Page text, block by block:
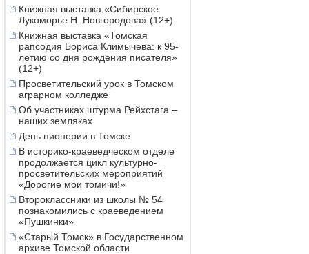
Книжная выставка «Сибирское
Лукоморье Н. Новгородова» (12+)
Книжная выставка «Томская
рапсодия Бориса Климычева: к 95-
летию со дня рождения писателя»
(12+)
Просветительский урок в Томском
аграрном колледже
Об участниках штурма Рейхстага –
наших земляках
День пионерии в Томске
В историко-краеведческом отделе
продолжается цикл культурно-
просветительских мероприятий
«Дорогие мои томичи!»
Второклассники из школы № 54
познакомились с краеведением
«Пушкинки»
«Старый Томск» в Государственном
архиве Томской области